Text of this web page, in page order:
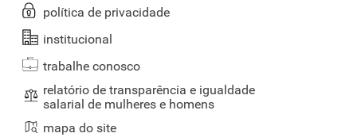
política de privacidade
institucional
trabalhe conosco
relatório de transparência e igualdade
salarial de mulheres e homens
mapa do site